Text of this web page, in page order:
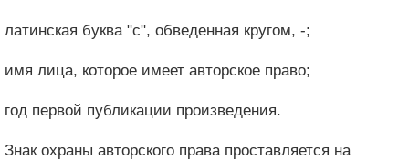
латинская буква "c", обведенная кругом, -;
имя лица, которое имеет авторское право;
год первой публикации произведения.
Знак охраны авторского права проставляется на